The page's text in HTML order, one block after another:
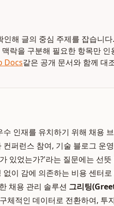
해 글의 중심 주제를 잡습니다.
락을 구분해 필요한 항목만 인
Docs같은 공개 문서와 함께 대
인재를 유치하기 위해 채용
퍼런스 참여, 기술 블로그 운
있었는가?'라는 질문에는 선
이 감에 의존하는 비용 센터
채용 관리 솔루션 그리팅
체적인 데이터로 전환하여, 투